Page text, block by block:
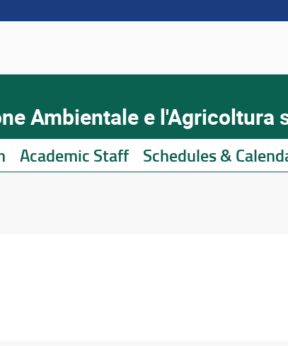
Ambientale e l'Agricoltura
Academic Staff Schedules &